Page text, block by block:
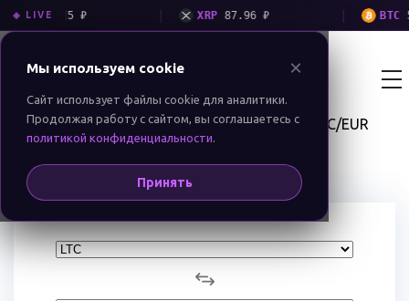
◈ LIVE
3 775 ₽ XRP 87.96 ₽ BTC 5
BIT MONEY Екатеринбург
RU
Обменник криптовалют BitMoney Котировки LTC/EUR
Конвертация LTC/EUR
Мы используем cookie ×
Сайт использует файлы cookie для аналитики.
Продолжая работу с сайтом, вы соглашаетесь с
политикой конфиденциальности.
Принять